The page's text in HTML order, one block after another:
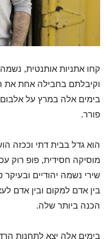
קחו אתניות אותנטית,
וקיבלתם בחבילה אחת את
בימים אלה במרץ על
פורר.
הוא גדל בבית דתי וככזה
מוסיקה חסידית, פופ רוק
שירי נשמה יהודיים
בין אדם למקום ובין אדם
הכנה ביותר שלה.
בימים אלה יצא לתחנות